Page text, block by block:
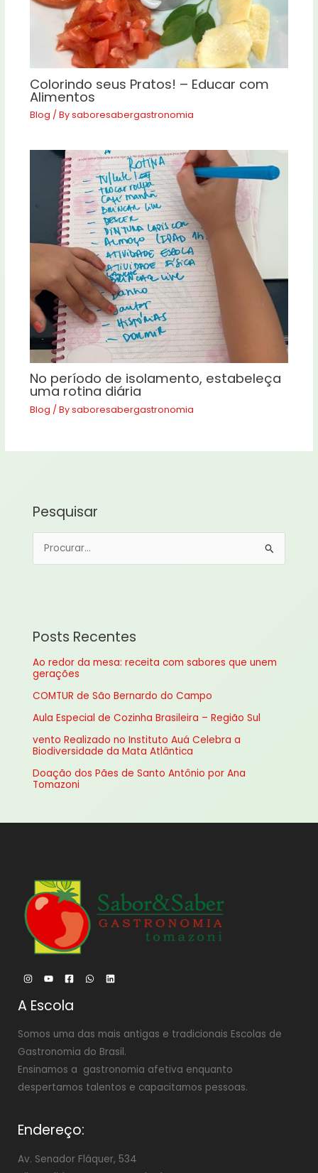
Colorindo seus Pratos! – Educar com
Alimentos
Blog / Bysaboresabergastronomia
No período de isolamento, estabeleça
uma rotina diária
Blog / Bysaboresabergastronomia
Pesquisar
i
s
a
r
p
o
:
Posts Recentes
Ao redor da mesa: receita com sabores que unem
gerações
COMTUR de São Bernardo do Campo
Aula Especial de Cozinha Brasileira – Região Sul
vento Realizado no Instituto Auá Celebra a
Biodiversidade da Mata Atlântica
Doação dos Pães de Santo Antônio por Ana
Tomazoni
A Escola
Somos uma das mais antigas e tradicionais Escolas de
Gastronomia do Brasil.
Ensinamos a gastronomia afetiva enquanto
despertamos talentos e capacitamos pessoas.
Endereço:
Av. Senador Fláquer, 534